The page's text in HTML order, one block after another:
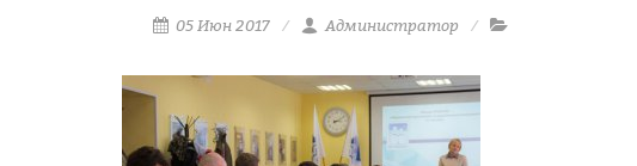
05 Июн 2017 Администратор